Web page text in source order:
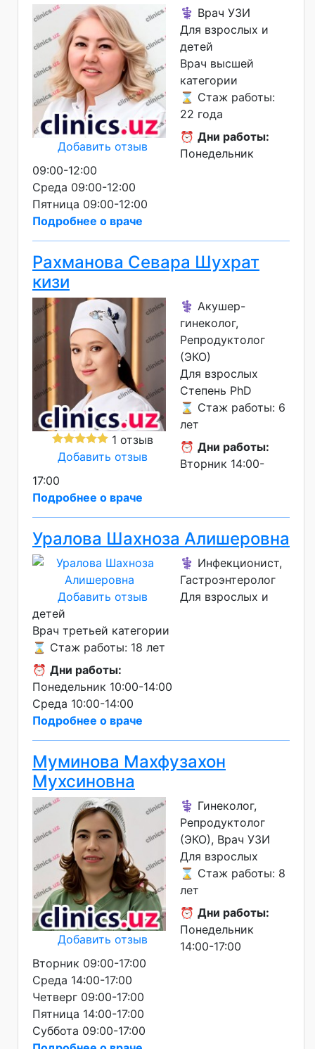
Добавить отзыв
⚕️ Врач УЗИ
Для взрослых и
детей
Врач высшей
категории
⌛ Стаж работы:
22 года
⏰ Дни работы:
Понедельник
09:00-12:00
Среда 09:00-12:00
Пятница 09:00-12:00
Подробнее о враче
Рахманова Севара Шухрат
кизи
1 отзыв
Добавить отзыв
⚕️ Акушер-
гинеколог,
Репродуктолог
(ЭКО)
Для взрослых
Степень PhD
⌛ Стаж работы: 6
лет
⏰ Дни работы:
Вторник 14:00-
17:00
Подробнее о враче
Уралова Шахноза Алишеровна
Добавить отзыв
⚕️ Инфекционист,
Гастроэнтеролог
Для взрослых и
детей
Врач третьей категории
⌛ Стаж работы: 18 лет
⏰ Дни работы:
Понедельник 10:00-14:00
Среда 10:00-14:00
Подробнее о враче
Муминова Махфузахон
Мухсиновна
Добавить отзыв
⚕️ Гинеколог,
Репродуктолог
(ЭКО), Врач УЗИ
Для взрослых
⌛ Стаж работы: 8
лет
⏰ Дни работы:
Понедельник
14:00-17:00
Вторник 09:00-17:00
Среда 14:00-17:00
Четверг 09:00-17:00
Пятница 14:00-17:00
Суббота 09:00-17:00